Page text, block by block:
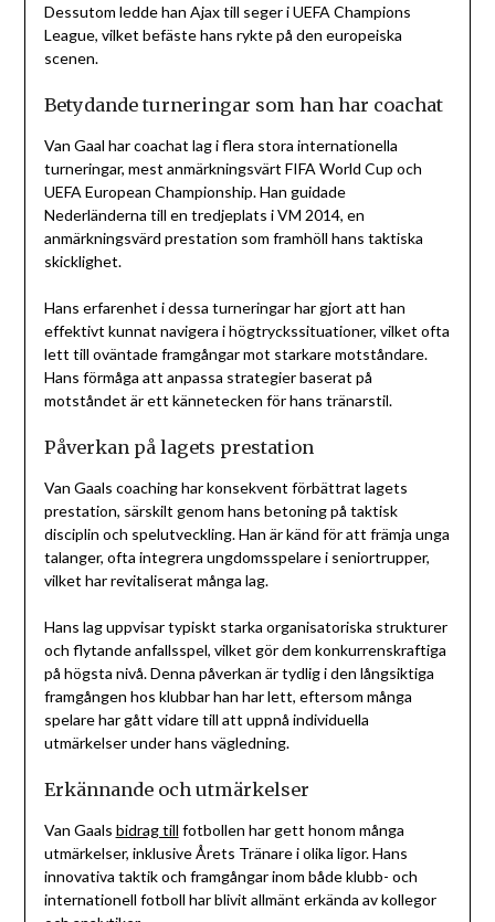
Dessutom ledde han Ajax till seger i UEFA Champions
League, vilket befäste hans rykte på den europeiska
scenen.
Betydande turneringar som han har coachat
Van Gaal har coachat lag i flera stora internationella
turneringar, mest anmärkningsvärt FIFA World Cup och
UEFA European Championship. Han guidade
Nederländerna till en tredjeplats i VM 2014, en
anmärkningsvärd prestation som framhöll hans taktiska
skicklighet.
Hans erfarenhet i dessa turneringar har gjort att han
effektivt kunnat navigera i högtryckssituationer, vilket ofta
lett till oväntade framgångar mot starkare motståndare.
Hans förmåga att anpassa strategier baserat på
motståndet är ett kännetecken för hans tränarstil.
Påverkan på lagets prestation
Van Gaals coaching har konsekvent förbättrat lagets
prestation, särskilt genom hans betoning på taktisk
disciplin och spelutveckling. Han är känd för att främja unga
talanger, ofta integrera ungdomsspelare i seniortrupper,
vilket har revitaliserat många lag.
Hans lag uppvisar typiskt starka organisatoriska strukturer
och flytande anfallsspel, vilket gör dem konkurrenskraftiga
på högsta nivå. Denna påverkan är tydlig i den långsiktiga
framgången hos klubbar han har lett, eftersom många
spelare har gått vidare till att uppnå individuella
utmärkelser under hans vägledning.
Erkännande och utmärkelser
Van Gaals bidrag till fotbollen har gett honom många
utmärkelser, inklusive Årets Tränare i olika ligor. Hans
innovativa taktik och framgångar inom både klubb- och
internationell fotboll har blivit allmänt erkända av kollegor